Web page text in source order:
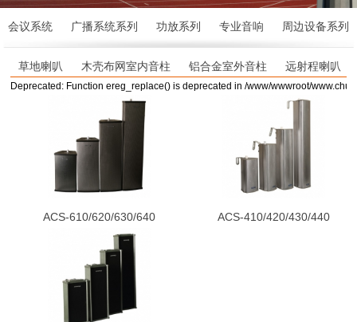
会议系统 广播系统系列 功放系列 专业音响 周边设备系列
草地喇叭 木壳布网室内音柱 铝合金室外音柱 远射程喇叭
Deprecated: Function ereg_replace() is deprecated in /www/wwwroot/
ACS-610/620/630/640 ACS-410/420/430/440